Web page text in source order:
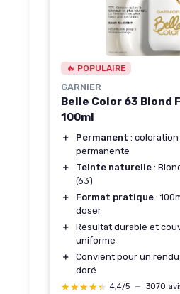
🔥 POPULAIRE
GARNIER
Belle Color 63 Blond
100ml
＋ Permanent :
permanente
＋
Teinte naturelle :
(63)
＋
Format pratique :
doser
＋
Résultat durable et
uniforme
＋
Convient pour un
doré
★★★★★
★★★★★ 4,4/5 — 3070